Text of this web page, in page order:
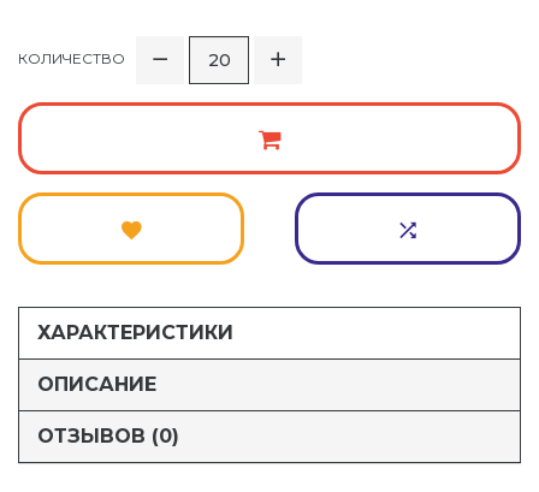
КОЛИЧЕСТВО
ХАРАКТЕРИСТИКИ
ОПИСАНИЕ
ОТЗЫВОВ (0)